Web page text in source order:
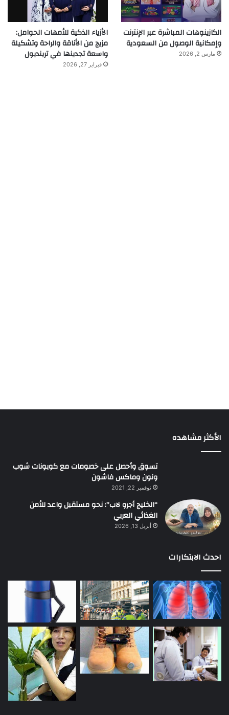
الكازينوهات المباشرة عبر الإنترنت
وإمكانية الوصول من السعودية
مارس 2, 2026
الأزياء الذكية للأمهات الحوامل:
مزيج من الأناقة والراحة وتشكيلة
واسعة تجدينها في ترينديول
فبراير 27, 2026
الأكثر مشاهده
تسوق وأحصل على خصومات مع كوبونات شوب
ونون وماكس فاشون
نوفمبر 22, 2021
“الخليج أجرو لاب”: نحو مستقبل واعد للأمن
الغذائي العربي
أبريل 13, 2026
احدث الابتكارات